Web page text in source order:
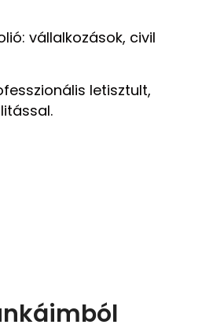
vállalkozások, civil
letisztult,